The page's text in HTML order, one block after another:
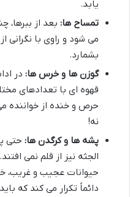
یابد.
تمساح ها: بعد از ببرها،
می شود و راوی با نگرانی
بشمارد.
گوزن ها و خرس ها: در
قهوه ای با تعدادهای
حرص و خنده از خواننده
نه!
پشه ها و کرگدن ها: حتی
الجثه نیز از قلم نمی
حیوانات عجیب و غریب،
دائماً تکرار می کند که